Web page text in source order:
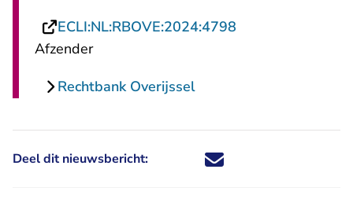
ECLI:NL:RBOVE:2024:4798
Afzender
Rechtbank Overijssel
Deel dit nieuwsbericht: Deel dit nieuwsbericht via X -
Deel dit nieuwsbericht via
Deel dit nieuwsbericht
Deel dit